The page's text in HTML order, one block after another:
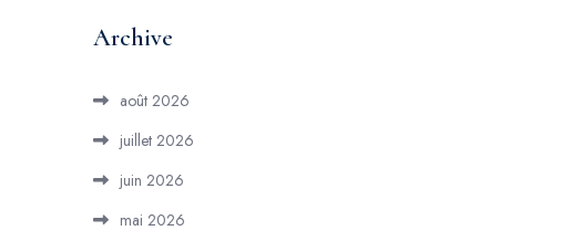
Archive
août 2026
juillet 2026
juin 2026
mai 2026